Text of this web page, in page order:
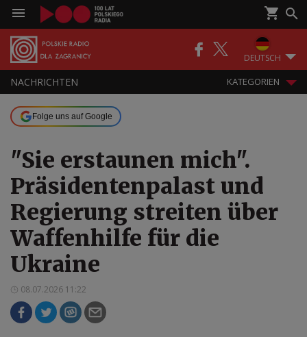
DEUTSCH
NACHRICHTEN KATEGORIEN
Folge uns auf Google
"Sie erstaunen mich".
Präsidentenpalast und
Regierung streiten über
Waffenhilfe für die
Ukraine
08.07.2026 11:22